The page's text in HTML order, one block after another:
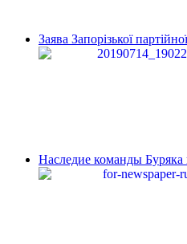
Заява Запорізької
Наследие команды